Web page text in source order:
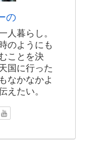
の
人暮らし。
のようにも
ことを決
国に行った
なかなかよ
えたい。